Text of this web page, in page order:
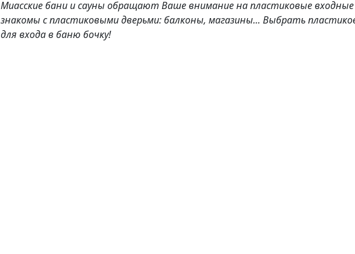
Миасские бани и сауны обращают Ваше внимание на пластиковые
знакомы с пластиковыми дверьми: балконы, магазины... Выбрать
для входа в баню бочку!